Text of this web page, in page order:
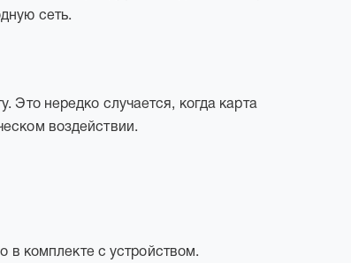
сеть.
нередко случается, когда карта
воздействии.
комплекте с устройством.